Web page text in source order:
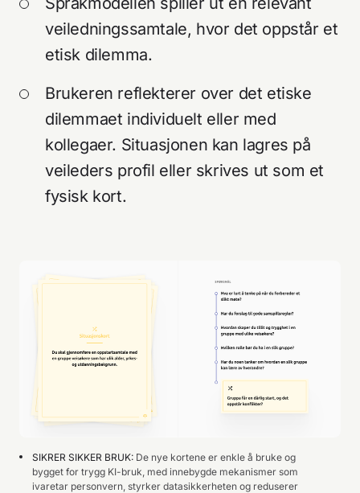
veiledningssamtale, hvor det oppstår et
etisk dilemma.
Brukeren reflekterer over det etiske
dilemmaet individuelt eller med
kollegaer. Situasjonen kan lagres på
veileders profil eller skrives ut som et
fysisk kort.
SIKRER SIKKER BRUK: De nye kortene er enkle å bruke og
bygget for trygg KI-bruk, med innebygde mekanismer som
ivaretar personvern, styrker datasikkerheten og reduserer